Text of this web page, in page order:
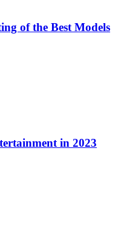
of the Best Models
in 2023